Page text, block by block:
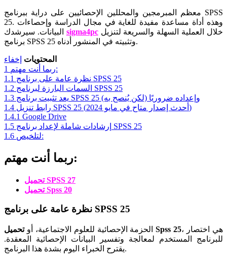
معظم المبرمجين والمحللين الإحصائيين على دراية ببرنامج SPSS
25. وهذه أداة مساعدة مفيدة للغاية في مجال الدراسة وإحصاءات
sigma4pc خلال العملية السهلة والسريعة لتنزيل
برنامج SPSS 25 وتثبيته في المنشور أدناه.
المحتويات إخفاء
1
ربما أنت مهتم:
1.1
نظرة عامة على برنامج SPSS 25
1.2
السمات البارزة لبرنامج SPSS 25
1.3
يعد تثبيت برنامج SPSS 25 وإعداده ضروريًا (لكن يُنصح به)
1.4
رابط تنزيل SPSS 25 (أحدث إصدار متاح في مايو 2024)
1.4.1 Google Drive
1.5
إرشادات شاملة لإعداد برنامج SPSS 25
1.6
لتلخيص:
ربما أنت مهتم:
تحميل SPSS 27
تحميل Spss 20
نظرة عامة على برنامج SPSS 25
الحزمة الإحصائية للعلوم الاجتماعية، أو تحميل Spss 25، هي اختصار
للبرنامج المستخدم لمعالجة وتفسير البيانات الإحصائية المعقدة.
يقترح الخبراء اليوم بشدة هذا البرنامج.